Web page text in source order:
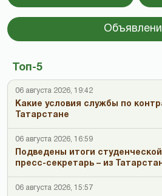
Топ-5
06 августа 2026, 19:42
Какие условия службы по
Татарстане
06 августа 2026, 16:59
Подведены итоги
пресс-секретарь – из
06 августа 2026, 15:57